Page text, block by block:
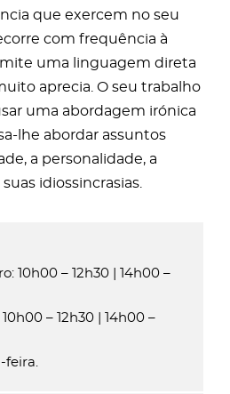
que exercem no seu
com frequência à
uma linguagem direta
aprecia. O seu trabalho
uma abordagem irónica
lhe abordar assuntos
a personalidade, a
idiossincrasias.
10h00 – 12h30 | 14h00 –
– 12h30 | 14h00 –
feira.